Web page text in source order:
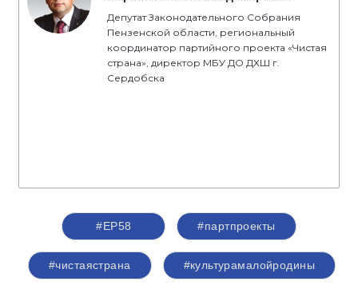
Депутат Законодательного Собрания
Пензенской области, региональный
координатор партийного проекта «Чистая
страна», директор МБУ ДО ДХШ г.
Сердобска
#ЕР58 #партпроекты
#чистаястрана #культурамалойродины